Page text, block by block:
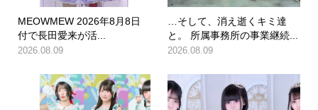
MEOWMEW 2026年8月8日
付で長田愛来が活...
2026.08.09
…そして、消え逝くキミ達
と。 所属事務所の事業継続...
2026.08.09